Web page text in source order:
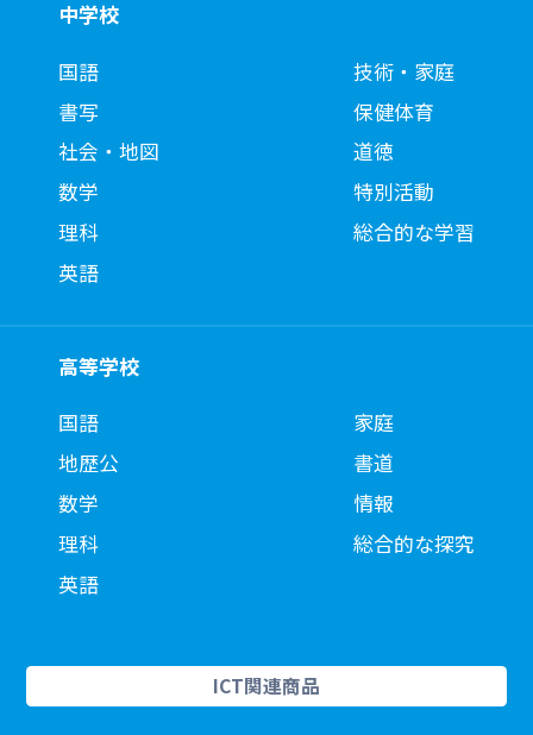
中学校
国語
書写
社会・地図
数学
理科
英語
技術・家庭
保健体育
道徳
特別活動
総合的な学習
高等学校
国語
地歴公
数学
理科
英語
家庭
書道
情報
総合的な探究
ICT関連商品